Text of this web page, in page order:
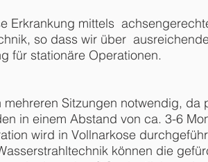
Erkrankung mittels
so dass wir über
für stationäre Operationen.
Sitzungen notwendig, da
in einem Abstand von ca. 3-6
wird in Vollnarkose
können die